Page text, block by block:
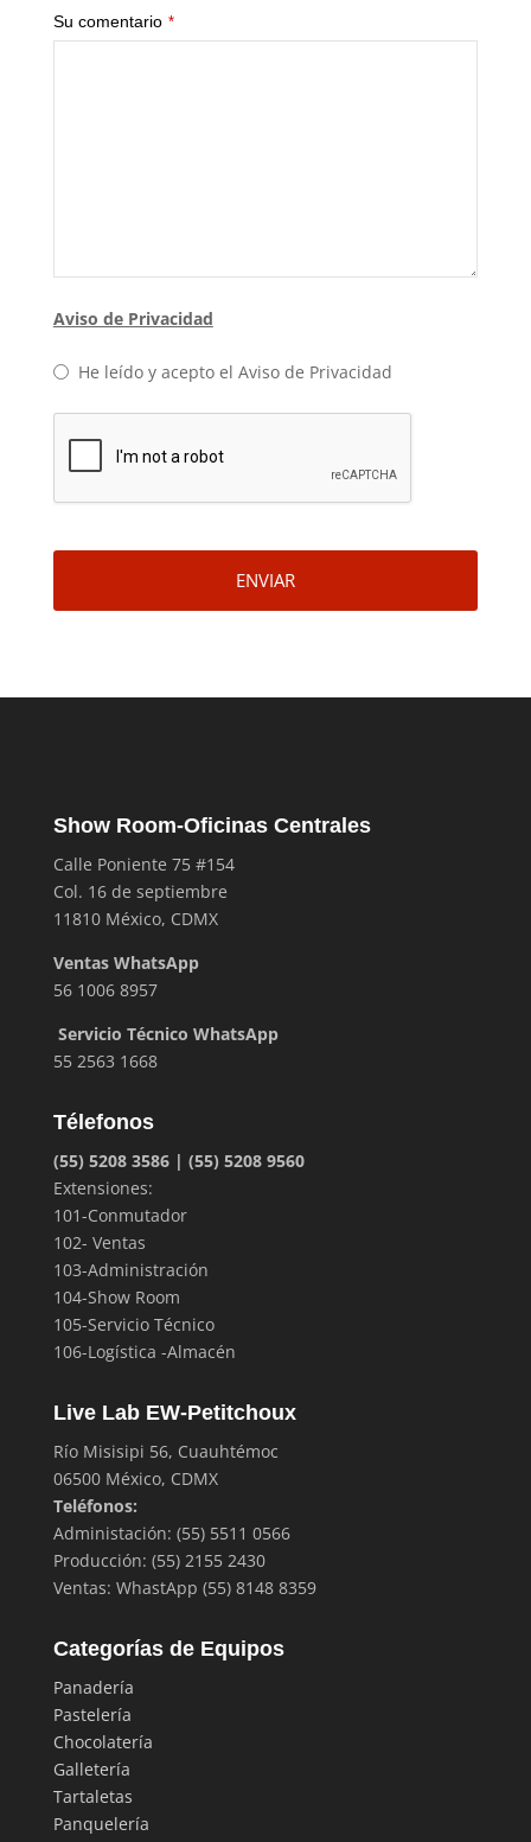
Su comentario *
Aviso de Privacidad
He leído y acepto el Aviso de Privacidad
ENVIAR
Show Room-Oficinas Centrales
Calle Poniente 75 #154
Col. 16 de septiembre
11810 México, CDMX
Ventas WhatsApp
56 1006 8957
Servicio Técnico WhatsApp
55 2563 1668
Télefonos
(55) 5208 3586 | (55) 5208 9560
Extensiones:
101-Conmutador
102- Ventas
103-Administración
104-Show Room
105-Servicio Técnico
106-Logística -Almacén
Live Lab EW-Petitchoux
Río Misisipi 56, Cuauhtémoc
06500 México, CDMX
Teléfonos:
Administación: (55) 5511 0566
Producción: (55) 2155 2430
Ventas: WhastApp (55) 8148 8359
Categorías de Equipos
Panadería
Pastelería
Chocolatería
Galletería
Tartaletas
Panquelería